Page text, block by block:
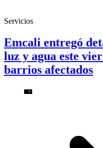
Servicios
Emcali entregó
luz y agua este
barrios afectados